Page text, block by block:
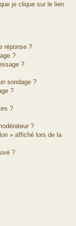
je clique sur le lien
réponse ?
?
?
sondage ?
?
?
?
» affiché lors de la
?